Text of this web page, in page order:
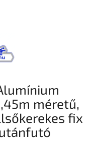
méretű,
fix